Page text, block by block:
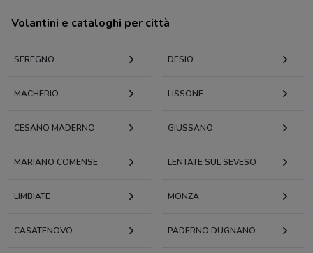
Volantini e cataloghi per città
SEREGNO DESIO
MACHERIO LISSONE
CESANO MADERNO GIUSSANO
MARIANO COMENSE LENTATE SUL SEVESO
LIMBIATE MONZA
CASATENOVO PADERNO DUGNANO